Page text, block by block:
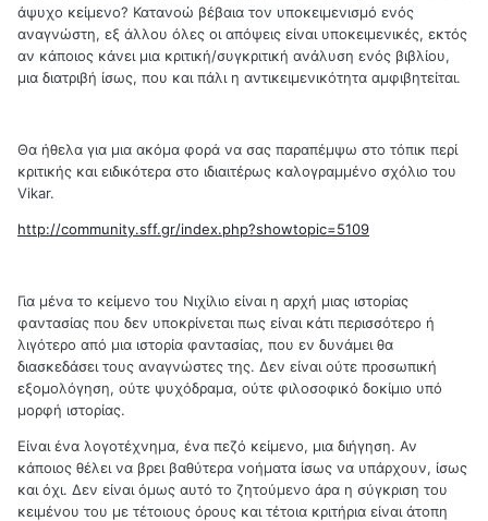
άψυχο κείμενο? Κατανοώ βέβαια τον υποκειμενισμό ενός
αναγνώστη, εξ άλλου όλες οι απόψεις είναι υποκειμενικές, εκτός
αν κάποιος κάνει μια κριτική/συγκριτική ανάλυση ενός βιβλίου,
μια διατριβή ίσως, που και πάλι η αντικειμενικότητα αμφιβητείται.
Θα ήθελα για μια ακόμα φορά να σας παραπέμψω στο τόπικ περί
κριτικής και ειδικότερα στο ιδιαιτέρως καλογραμμένο σχόλιο του
Vikar.
http://community.sff.gr/index.php?showtopic=5109
Για μένα το κείμενο του Νιχίλιο είναι η αρχή μιας ιστορίας
φαντασίας που δεν υποκρίνεται πως είναι κάτι περισσότερο ή
λιγότερο από μια ιστορία φαντασίας, που εν δυνάμει θα
διασκεδάσει τους αναγνώστες της. Δεν είναι ούτε προσωπική
εξομολόγηση, ούτε ψυχόδραμα, ούτε φιλοσοφικό δοκίμιο υπό
μορφή ιστορίας.
Είναι ένα λογοτέχνημα, ένα πεζό κείμενο, μια διήγηση. Αν
κάποιος θέλει να βρει βαθύτερα νοήματα ίσως να υπάρχουν, ίσως
και όχι. Δεν είναι όμως αυτό το ζητούμενο άρα η σύγκριση του
κειμένου του με τέτοιους όρους και τέτοια κριτήρια είναι άτοπη